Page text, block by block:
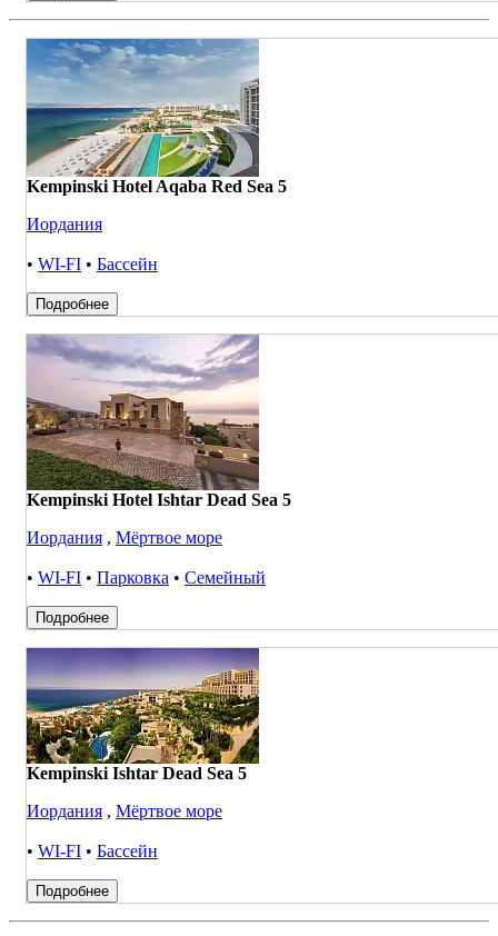
Kempinski Hotel Aqaba Red Sea 5
Иордания
• WI-FI • Бассейн
Подробнее
Kempinski Hotel Ishtar Dead Sea 5
Иордания , Мёртвое море
• WI-FI • Парковка • Семейный
Подробнее
Kempinski Ishtar Dead Sea 5
Иордания , Мёртвое море
• WI-FI • Бассейн
Подробнее